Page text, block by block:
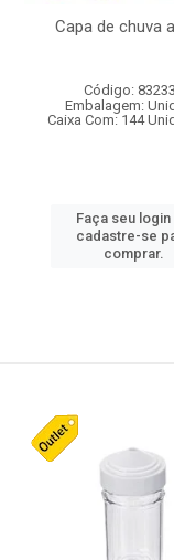
Capa de chuva
Código:
Embalagem:
Caixa Com: 144
Faça seu login
cadastre-se
comprar.